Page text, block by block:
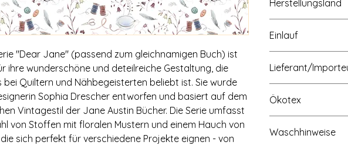
"Dear Jane" (passend zum gleichnamigen Buch) ist
ihre wunderschöne und deteilreiche Gestaltung, die
bei Quiltern und Nähbegeisterten beliebt ist. Sie wurde
Sophia Drescher entworfen und basiert auf dem
Vintagestil der Jane Austin Bücher. Die Serie umfasst
von Stoffen mit floralen Mustern und einem Hauch von
sich perfekt für verschiedene Projekte eignen - von
Herstellungsland
Einlauf
Lieferant/
Ökotex
Waschhinweise